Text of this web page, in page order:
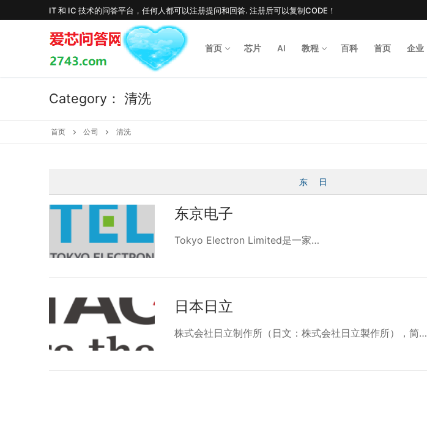
IT 和 IC 技术的问答平台，任何人都可以注册提问和回答. 注册后可以复制CODE！
首页 芯片 AI 教程 百科 首页 企业
Category： 清洗
首页 公司 清洗
东 日
东京电子
Tokyo Electron Limited是一家…
日本日立
株式会社日立制作所（日文：株式会社日立製作所），简…